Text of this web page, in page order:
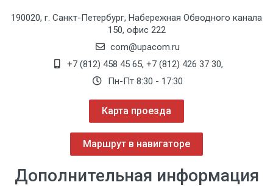
190020, г. Санкт-Петербург, Набережная Обводного канала
150, офис 222
com@upacom.ru
+7 (812) 458 45 65, +7 (812) 426 37 30,
Пн-Пт 8:30 - 17:30
Карта проезда
Маршрут в навигаторе
Дополнительная информация